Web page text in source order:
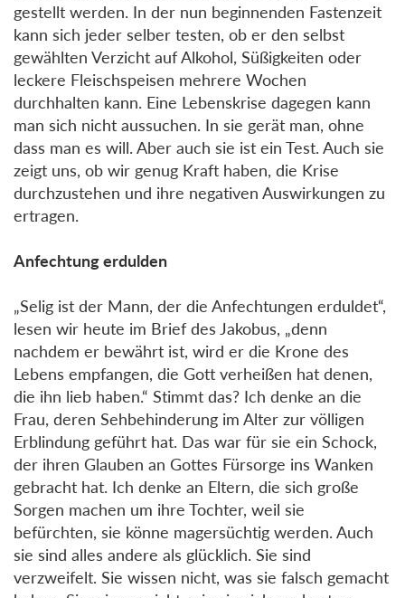
gestellt werden. In der nun beginnenden Fastenzeit
kann sich jeder selber testen, ob er den selbst
gewählten Verzicht auf Alkohol, Süßigkeiten oder
leckere Fleischspeisen mehrere Wochen
durchhalten kann. Eine Lebenskrise dagegen kann
man sich nicht aussuchen. In sie gerät man, ohne
dass man es will. Aber auch sie ist ein Test. Auch sie
zeigt uns, ob wir genug Kraft haben, die Krise
durchzustehen und ihre negativen Auswirkungen zu
ertragen.
Anfechtung erdulden
„Selig ist der Mann, der die Anfechtungen erduldet“,
lesen wir heute im Brief des Jakobus, „denn
nachdem er bewährt ist, wird er die Krone des
Lebens empfangen, die Gott verheißen hat denen,
die ihn lieb haben.“ Stimmt das? Ich denke an die
Frau, deren Sehbehinderung im Alter zur völligen
Erblindung geführt hat. Das war für sie ein Schock,
der ihren Glauben an Gottes Fürsorge ins Wanken
gebracht hat. Ich denke an Eltern, die sich große
Sorgen machen um ihre Tochter, weil sie
befürchten, sie könne magersüchtig werden. Auch
sie sind alles andere als glücklich. Sie sind
verzweifelt. Sie wissen nicht, was sie falsch gemacht